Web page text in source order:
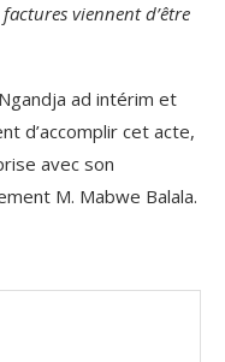
viennent d’être
ad intérim et
d’accomplir cet acte,
avec son
M. Mabwe Balala.